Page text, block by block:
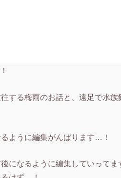
する梅雨のお話と、遠足で水
ように編集がんばります…！
になるように編集していって